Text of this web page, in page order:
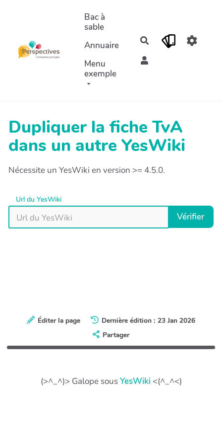
Aller au contenu principal
Bac à
sable
Annuaire
Menu
exemple
Rechercher
Dupliquer la fiche TvA
dans un autre YesWiki
Nécessite un YesWiki en version >= 4.5.0.
Url du YesWiki
Vérifier
Éditer la page
Dernière édition : 23 Jan 2026
Partager
(>^_^)> Galope sousYesWiki <(^_^<)